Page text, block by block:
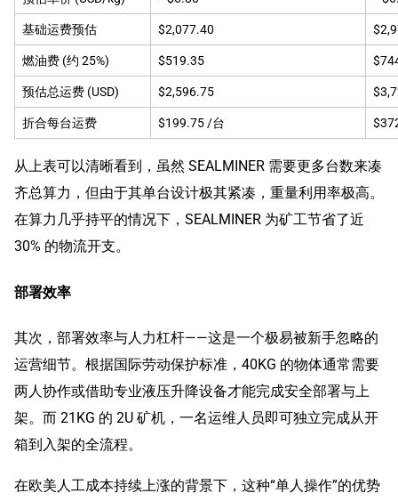
基础运费预估 $2,077.40
燃油费 (约 25%) $519.35
预估总运费 (USD) $2,596.75
折合每台运费 $199.75 /台
从上表可以清晰看到，虽然 SEALMINER 需要更多台数来凑
齐总算力，但由于其单台设计极其紧凑，重量利用率极高。
在算力几乎持平的情况下，SEALMINER 为矿工节省了近
30% 的物流开支。
部署效率
其次，部署效率与人力杠杆——这是一个极易被新手忽略的
运营细节。根据国际劳动保护标准，40KG 的物体通常需要
两人协作或借助专业液压升降设备才能完成安全部署与上
架。而 21KG 的 2U 矿机，一名运维人员即可独立完成从开
箱到入架的全流程。
在欧美人工成本持续上涨的背景下，这种“单人操作”的优势